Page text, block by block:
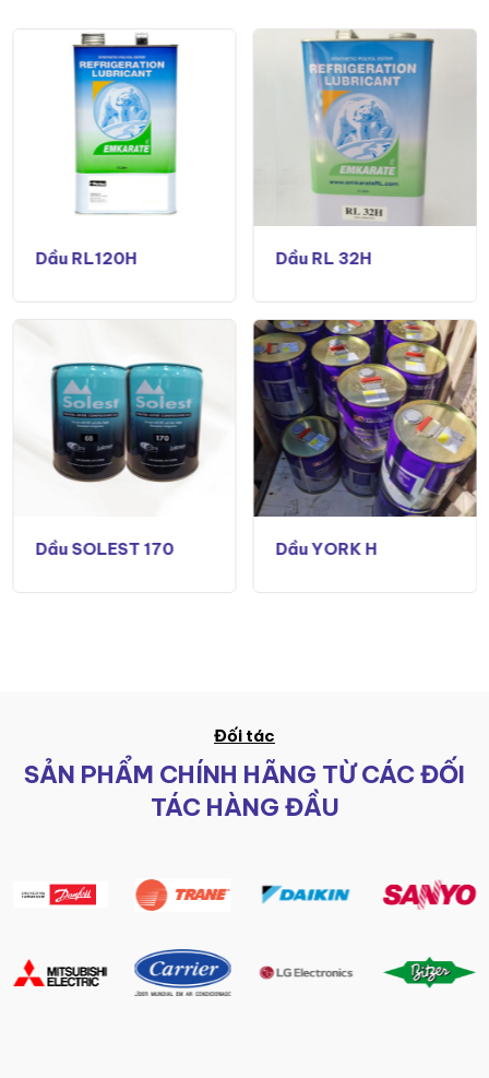
Dầu RL120H Dầu RL 32H
Dầu SOLEST 170 Dầu YORK H
Đối tác
SẢN PHẨM CHÍNH HÃNG TỪ CÁC ĐỐI
TÁC HÀNG ĐẦU